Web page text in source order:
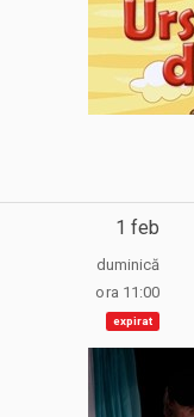
1 feb
duminică
ora 11:00
expirat